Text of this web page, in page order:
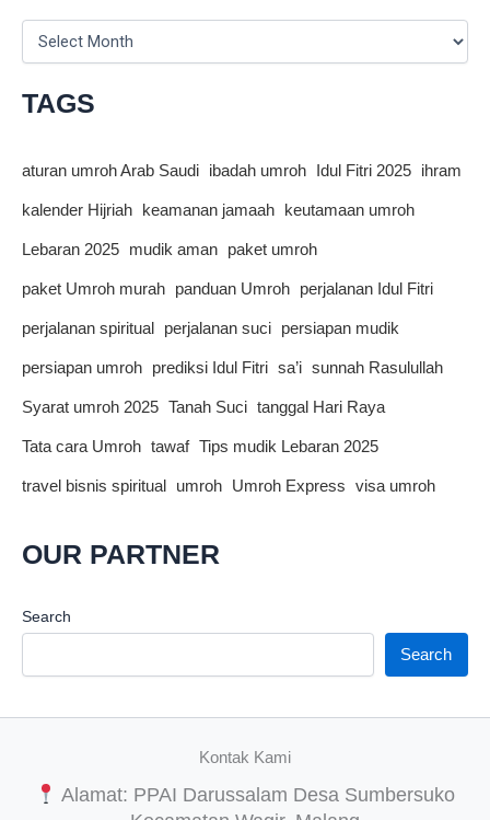
Ibadah
Lancar
Nyaman
h
TAGS
aturan umroh Arab Saudi ibadah umroh Idul Fitri 2025 ihram
kalender Hijriah keamanan jamaah keutamaan umroh
Lebaran 2025 mudik aman paket umroh
paket Umroh murah panduan Umroh perjalanan Idul Fitri
perjalanan spiritual perjalanan suci persiapan mudik
persiapan umroh prediksi Idul Fitri sa’i sunnah Rasulullah
Syarat umroh 2025 Tanah Suci tanggal Hari Raya
Tata cara Umroh tawaf Tips mudik Lebaran 2025
travel bisnis spiritual umroh Umroh Express visa umroh
OUR PARTNER
Search
Search
Kontak Kami
Alamat: PPAI Darussalam Desa Sumbersuko